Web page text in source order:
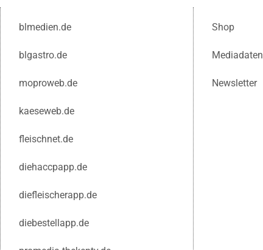
blmedien.de
blgastro.de
moproweb.de
kaeseweb.de
fleischnet.de
diehaccpapp.de
diefleischerapp.de
diebestellapp.de
Shop
Mediadaten
Newsletter